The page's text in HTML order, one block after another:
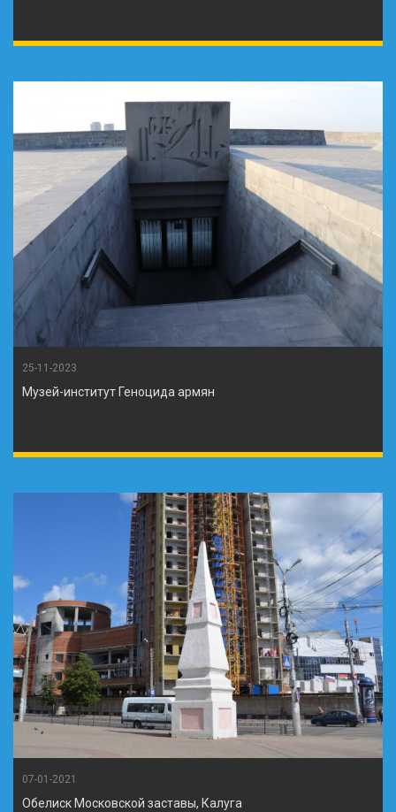
25-11-2023
Музей-институт Геноцида армян
07-01-2021
Обелиск Московской заставы, Калуга